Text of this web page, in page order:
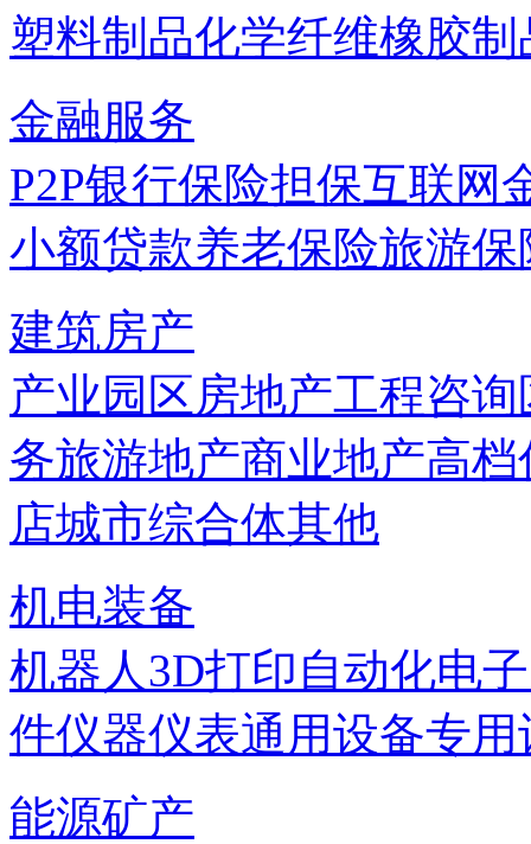
塑料制品化学纤维橡胶制
金融服务
P2P银行保险担保互联网
小额贷款养老保险旅游保
建筑房产
产业园区房地产工程咨询
务旅游地产商业地产高档
店城市综合体其他
机电装备
机器人3D打印自动化电
件仪器仪表通用设备专用
能源矿产